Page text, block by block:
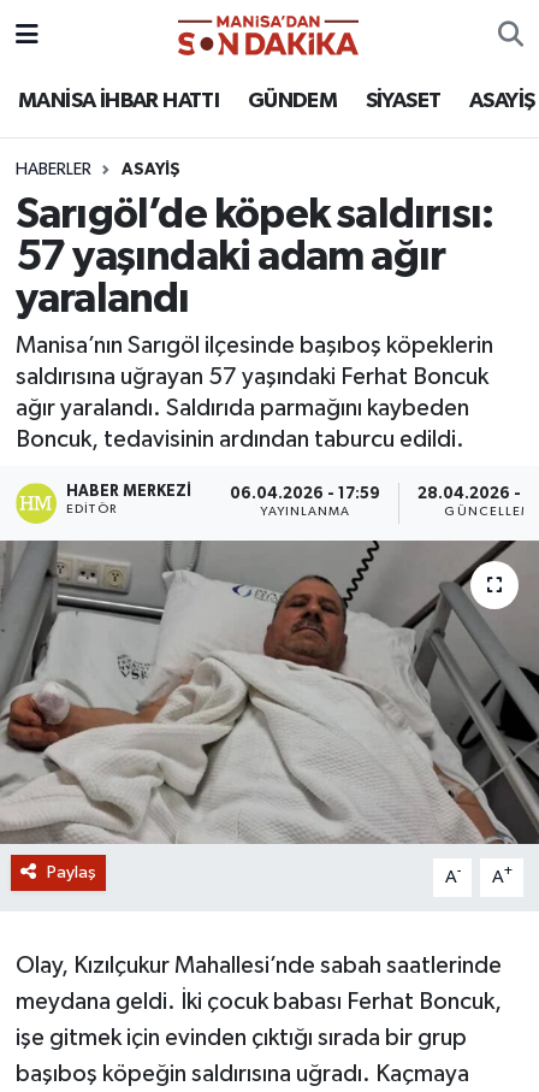
MANİSA İHBAR HATTI GÜNDEM SİYASET ASAYİŞ
HABERLER ASAYİŞ
Sarıgöl’de köpek saldırısı:
57 yaşındaki adam ağır
yaralandı
Manisa’nın Sarıgöl ilçesinde başıboş köpeklerin
saldırısına uğrayan 57 yaşındaki Ferhat Boncuk
ağır yaralandı. Saldırıda parmağını kaybeden
Boncuk, tedavisinin ardından taburcu edildi.
HABER MERKEZI
EDITÖR
06.04.2026 - 17:59
YAYINLANMA
28.04.2026 -
Paylaş A- A+
Olay, Kızılçukur Mahallesi’nde sabah saatlerinde
meydana geldi. İki çocuk babası Ferhat Boncuk,
işe gitmek için evinden çıktığı sırada bir grup
başıboş köpeğin saldırısına uğradı. Kaçmaya
ASAYİŞ
KÜLTÜR-SANAT
MAGAZİN
MANİSA'DA TRAFİK
SİYASET
GİZLİLİK SÖZLEŞMESİ
Hava Durumu
Puan Durumu ve Fikstür
Tüm Manşetler
Son Dakika Haberleri
Haber Arşivi